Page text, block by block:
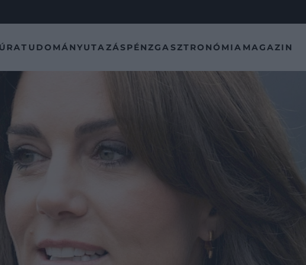
TUDOMÁNYUTAZÁSPÉNZGASZTRONÓMIA MAGAZIN